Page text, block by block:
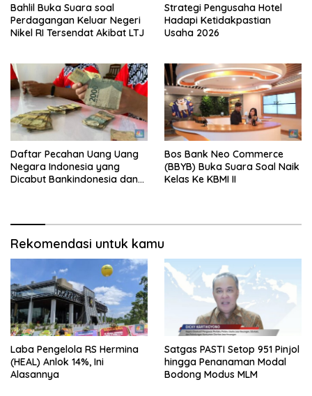
Bahlil Buka Suara soal
Perdagangan Keluar Negeri
Nikel RI Tersendat Akibat LTJ
Strategi Pengusaha Hotel
Hadapi Ketidakpastian
Usaha 2026
Daftar Pecahan Uang Uang
Negara Indonesia yang
Dicabut Bankindonesia dan
Bos Bank Neo Commerce
(BBYB) Buka Suara Soal Naik
Kelas Ke KBMI II
Rekomendasi untuk kamu
Laba Pengelola RS Hermina
(HEAL) Anlok 14%, Ini
Alasannya
Satgas PASTI Setop 951 Pinjol
hingga Penanaman Modal
Bodong Modus MLM